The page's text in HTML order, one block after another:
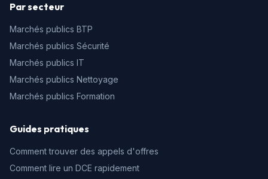
Par secteur
Marchés publics BTP
Marchés publics Sécurité
Marchés publics IT
Marchés publics Nettoyage
Marchés publics Formation
Guides pratiques
Comment trouver des appels d'offres
Comment lire un DCE rapidement